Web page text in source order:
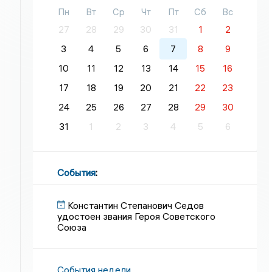
Пн Вт Ср Чт Пт Сб
Вс
27
28 29 30 31 1
2
3
4 5 6 7 8
9
10
11 12 13 14 15
16
17
18 19 20 21 22
23
24
25 26 27 28 29
30
31
1 2 3 4 5 6
События:
Константин Степанович Седов
удостоен звания Героя Советского
Союза
События недели